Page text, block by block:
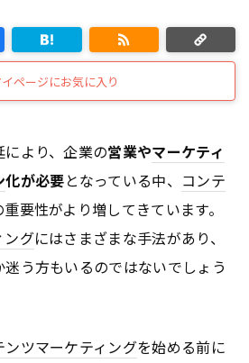
ページにお気に入り
より、企業の営業やマーケティ
化が必要となっている中、 コンテ
重要性がより増してきています。
ングにはさまざまな手法があり、
う方もいるのではないでしょう
ンツマーケティングを始める前に